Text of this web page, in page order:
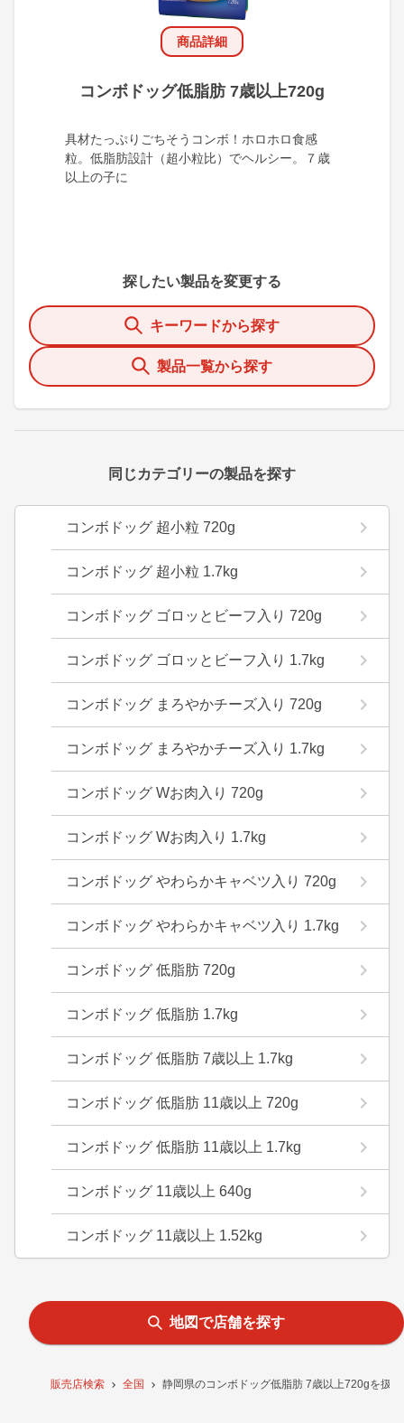
販売店検索 全国 静岡県のコンボドッグ低脂肪 7歳以上720gを扱
商品詳細
コンボドッグ低脂肪 7歳以上720g
具材たっぷりごちそうコンボ！ホロホロ食感
粒。低脂肪設計（超小粒比）でヘルシー。７歳
以上の子に
探したい製品を変更する
キーワードから探す
製品一覧から探す
同じカテゴリーの製品を探す
コンボドッグ 超小粒 720g
コンボドッグ 超小粒 1.7kg
コンボドッグ ゴロッとビーフ入り 720g
コンボドッグ ゴロッとビーフ入り 1.7kg
コンボドッグ まろやかチーズ入り 720g
コンボドッグ まろやかチーズ入り 1.7kg
コンボドッグ Wお肉入り 720g
コンボドッグ Wお肉入り 1.7kg
コンボドッグ やわらかキャベツ入り 720g
コンボドッグ やわらかキャベツ入り 1.7kg
コンボドッグ 低脂肪 720g
コンボドッグ 低脂肪 1.7kg
コンボドッグ 低脂肪 7歳以上 1.7kg
コンボドッグ 低脂肪 11歳以上 720g
コンボドッグ 低脂肪 11歳以上 1.7kg
コンボドッグ 11歳以上 640g
コンボドッグ 11歳以上 1.52kg
地図で店舗を探す